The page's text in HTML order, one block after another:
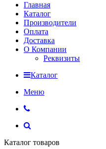
Главная
Каталог
Производители
Оплата
Доставка
О Компании
Реквизиты
Каталог
Меню
Каталог товаров